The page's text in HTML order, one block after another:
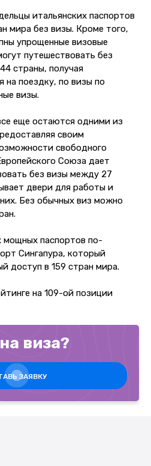
итальянских паспортов
мира без визы. Кроме того,
упрощенные визовые
путешествовать без
страны, получая
на поездку, по визы по
визы.
еще остаются одними из
своим
свободного
Союза дает
без визы между 27
двери для работы и
Без обычных виз можно
мощных паспортов по-
Сингапура, который
доступ в 159 стран мира.
на 109-ой позиции
виза?
ЗАЯВКУ